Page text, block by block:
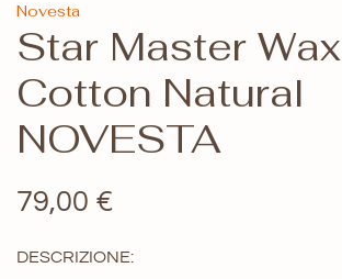
Novesta
Star Master Wax
Cotton Natural
NOVESTA
79,00 €
DESCRIZIONE: